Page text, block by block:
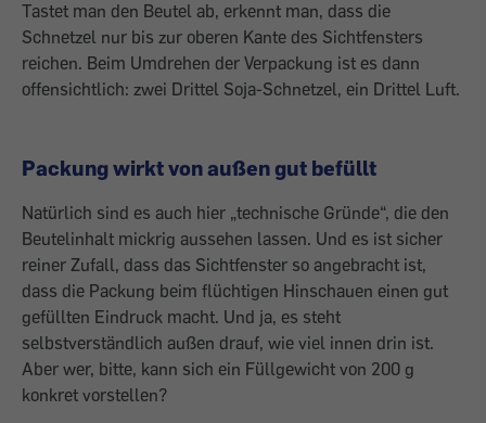
Tastet man den Beutel ab, erkennt man, dass die
Schnetzel nur bis zur oberen Kante des Sichtfensters
reichen. Beim Umdrehen der Verpackung ist es dann
offensichtlich: zwei Drittel Soja-Schnetzel, ein Drittel Luft.
Packung wirkt von außen gut befüllt
Natürlich sind es auch hier „technische Gründe“, die den
Beutelinhalt mickrig aussehen lassen. Und es ist sicher
reiner Zufall, dass das Sichtfenster so angebracht ist,
dass die Packung beim flüchtigen Hinschauen einen gut
gefüllten Eindruck macht. Und ja, es steht
selbstverständlich außen drauf, wie viel innen drin ist.
Aber wer, bitte, kann sich ein Füllgewicht von 200 g
konkret vorstellen?